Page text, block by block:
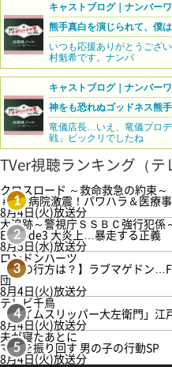
キャストブログ｜ナンバー
熊手真白を演じられて、僕
いつも応援ありがとうござ
村魁希です。ナンバ
キャストブログ｜ナンバー
神をも恐れぬゴッドネス熊
竜儀店長…いえ、竜儀プロ
戦」ビックリでしたね
TVer視聴ランキング（テ
1
クロスロード ～救命救急の約束～
＃5 病院激震！パワハラ＆医療
8月4日(火)放送分
2
大追跡～警視庁ＳＳＢＣ強行犯係
Episode3 大炎上…暴走する正義
8月5日(水)放送分
3
ロンドンハーツ
【恋の行方は？】ラブマゲドン
団
8月4日(火)放送分
4
テレビ千鳥
「タイムスリッパー大左衛門」
8月4日(火)放送分
5
夫が寝たあとに
ママを振り回す 男の子の行動SP
8月4日(火)放送分